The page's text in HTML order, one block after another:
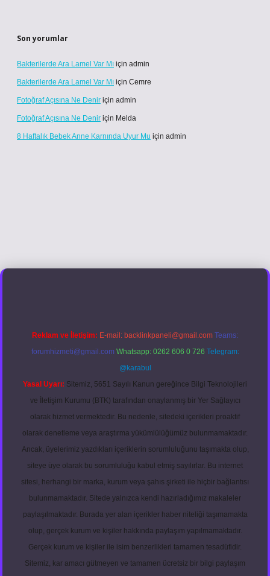
Son yorumlar
Bakterilerde Ara Lamel Var Mı için admin
Bakterilerde Ara Lamel Var Mı için Cemre
Fotoğraf Açısına Ne Denir için admin
Fotoğraf Açısına Ne Denir için Melda
8 Haftalık Bebek Anne Karnında Uyur Mu için admin
giriş
Reklam ve İletişim: E-mail: backlinkpaneli@gmail.com Teams:
forumhizmeti@gmail.com Whatsapp: 0262 606 0 726 Telegram:
@karabul
Yasal Uyarı: Sitemiz, 5651 Sayılı Kanun gereğince Bilgi Teknolojileri
ve İletişim Kurumu (BTK) tarafından onaylanmış bir Yer Sağlayıcı
olarak hizmet vermektedir. Bu nedenle, sitedeki içerikleri proaktif
olarak denetleme veya araştırma yükümlülüğümüz bulunmamaktadır.
Ancak, üyelerimiz yazdıkları içeriklerin sorumluluğunu taşımakta olup,
siteye üye olarak bu sorumluluğu kabul etmiş sayılırlar. Bu internet
sitesi, herhangi bir marka, kurum veya şahıs şirketi ile hiçbir bağlantısı
bulunmamaktadır. Sitede yalnızca kendi hazırladığımız makaleler
paylaşılmaktadır. Burada yer alan içerikler haber niteliği taşımamakta
olup, gerçek kurum ve kişiler hakkında paylaşım yapılmamaktadır.
Gerçek kurum ve kişiler ile isim benzerlikleri tamamen tesadüfidir.
Sitemiz, kar amacı gütmeyen ve tamamen ücretsiz bir bilgi paylaşım